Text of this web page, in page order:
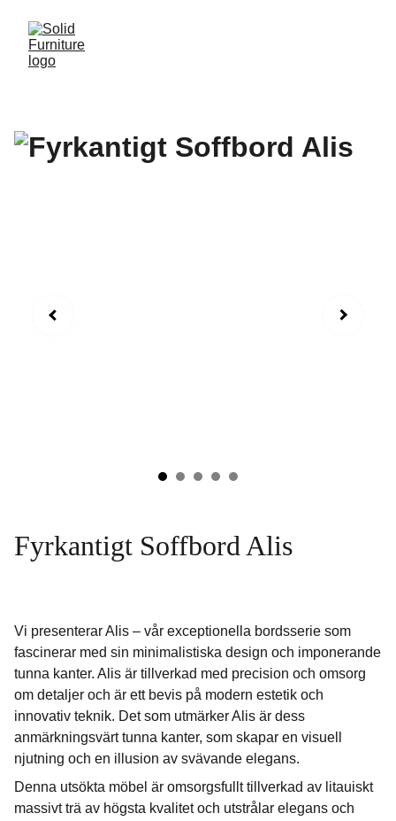
Fyrkantigt Soffbord Alis
Vi presenterar Alis – vår exceptionella bordsserie som
fascinerar med sin minimalistiska design och imponerande
tunna kanter. Alis är tillverkad med precision och omsorg
om detaljer och är ett bevis på modern estetik och
innovativ teknik. Det som utmärker Alis är dess
anmärkningsvärt tunna kanter, som skapar en visuell
njutning och en illusion av svävande elegans.
Denna utsökta möbel är omsorgsfullt tillverkad av litauiskt
massivt trä av högsta kvalitet och utstrålar elegans och